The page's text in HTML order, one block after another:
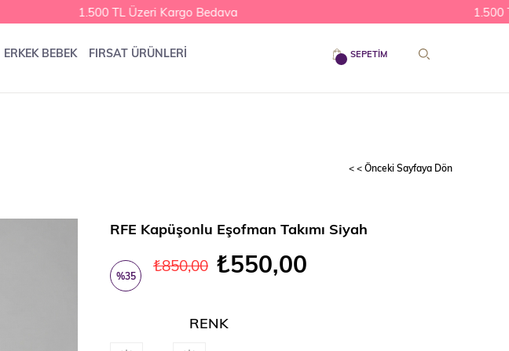
1.500 TL Üzeri Kargo Bedava 1.500
SEPETIM
ERKEK BEBEK FIRSAT ÜRÜNLERİ
< < Önceki Sayfaya Dön
RFE Kapüşonlu Eşofman Takımı Siyah
%35
₺850,00 ₺550,00
RENK